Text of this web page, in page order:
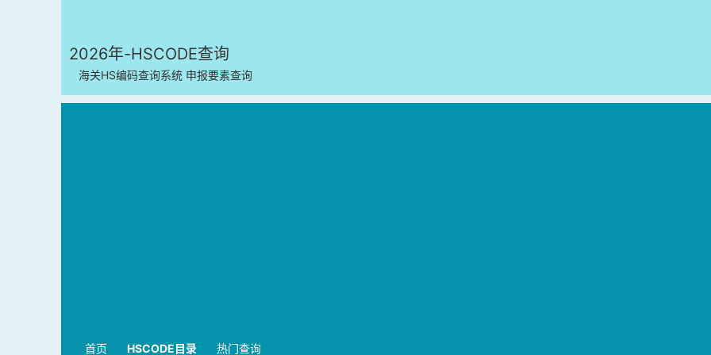
2026年-HSCODE查询
海关HS编码查询系统 申报要素查询
首页 HSCODE目录 热门查询